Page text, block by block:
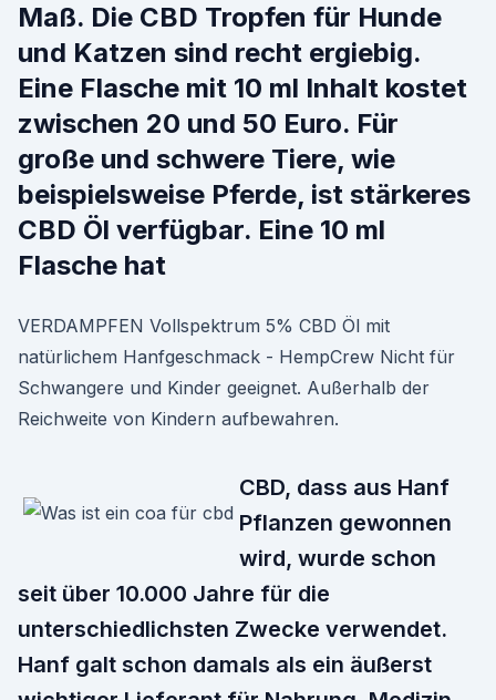
Maß. Die CBD Tropfen für Hunde
und Katzen sind recht ergiebig.
Eine Flasche mit 10 ml Inhalt kostet
zwischen 20 und 50 Euro. Für
große und schwere Tiere, wie
beispielsweise Pferde, ist stärkeres
CBD Öl verfügbar. Eine 10 ml
Flasche hat
VERDAMPFEN Vollspektrum 5% CBD Öl mit
natürlichem Hanfgeschmack - HempCrew Nicht für
Schwangere und Kinder geeignet. Außerhalb der
Reichweite von Kindern aufbewahren.
CBD, dass aus Hanf
Pflanzen gewonnen
wird, wurde schon
seit über 10.000 Jahre für die
unterschiedlichsten Zwecke verwendet.
Hanf galt schon damals als ein äußerst